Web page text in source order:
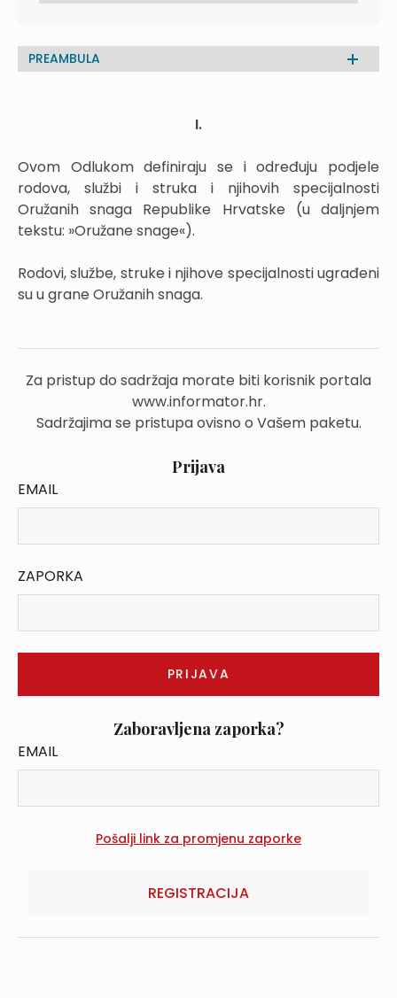
PREAMBULA
I.
Ovom Odlukom definiraju se i određuju podjele
rodova, službi i struka i njihovih specijalnosti
Oružanih snaga Republike Hrvatske (u daljnjem
tekstu: »Oružane snage«).
Rodovi, službe, struke i njihove specijalnosti ugrađeni
su u grane Oružanih snaga.
Za pristup do sadržaja morate biti korisnik portala
www.informator.hr.
Sadržajima se pristupa ovisno o Vašem paketu.
Prijava
EMAIL
ZAPORKA
Zaboravljena zaporka?
EMAIL
REGISTRACIJA